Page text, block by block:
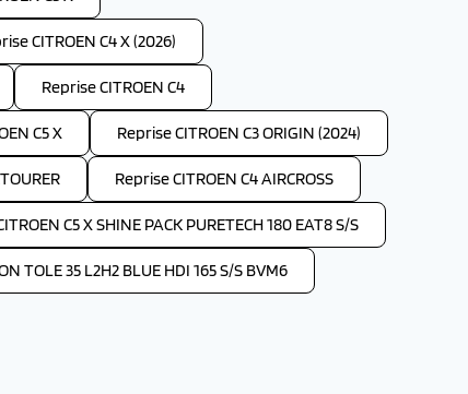
CITROEN C4 X (2026)
Reprise CITROEN C4
C5 X Reprise CITROEN C3 ORIGIN (2024)
Reprise CITROEN C4 AIRCROSS
C5 X SHINE PACK PURETECH 180 EAT8 S/S
TOLE 35 L2H2 BLUE HDI 165 S/S BVM6